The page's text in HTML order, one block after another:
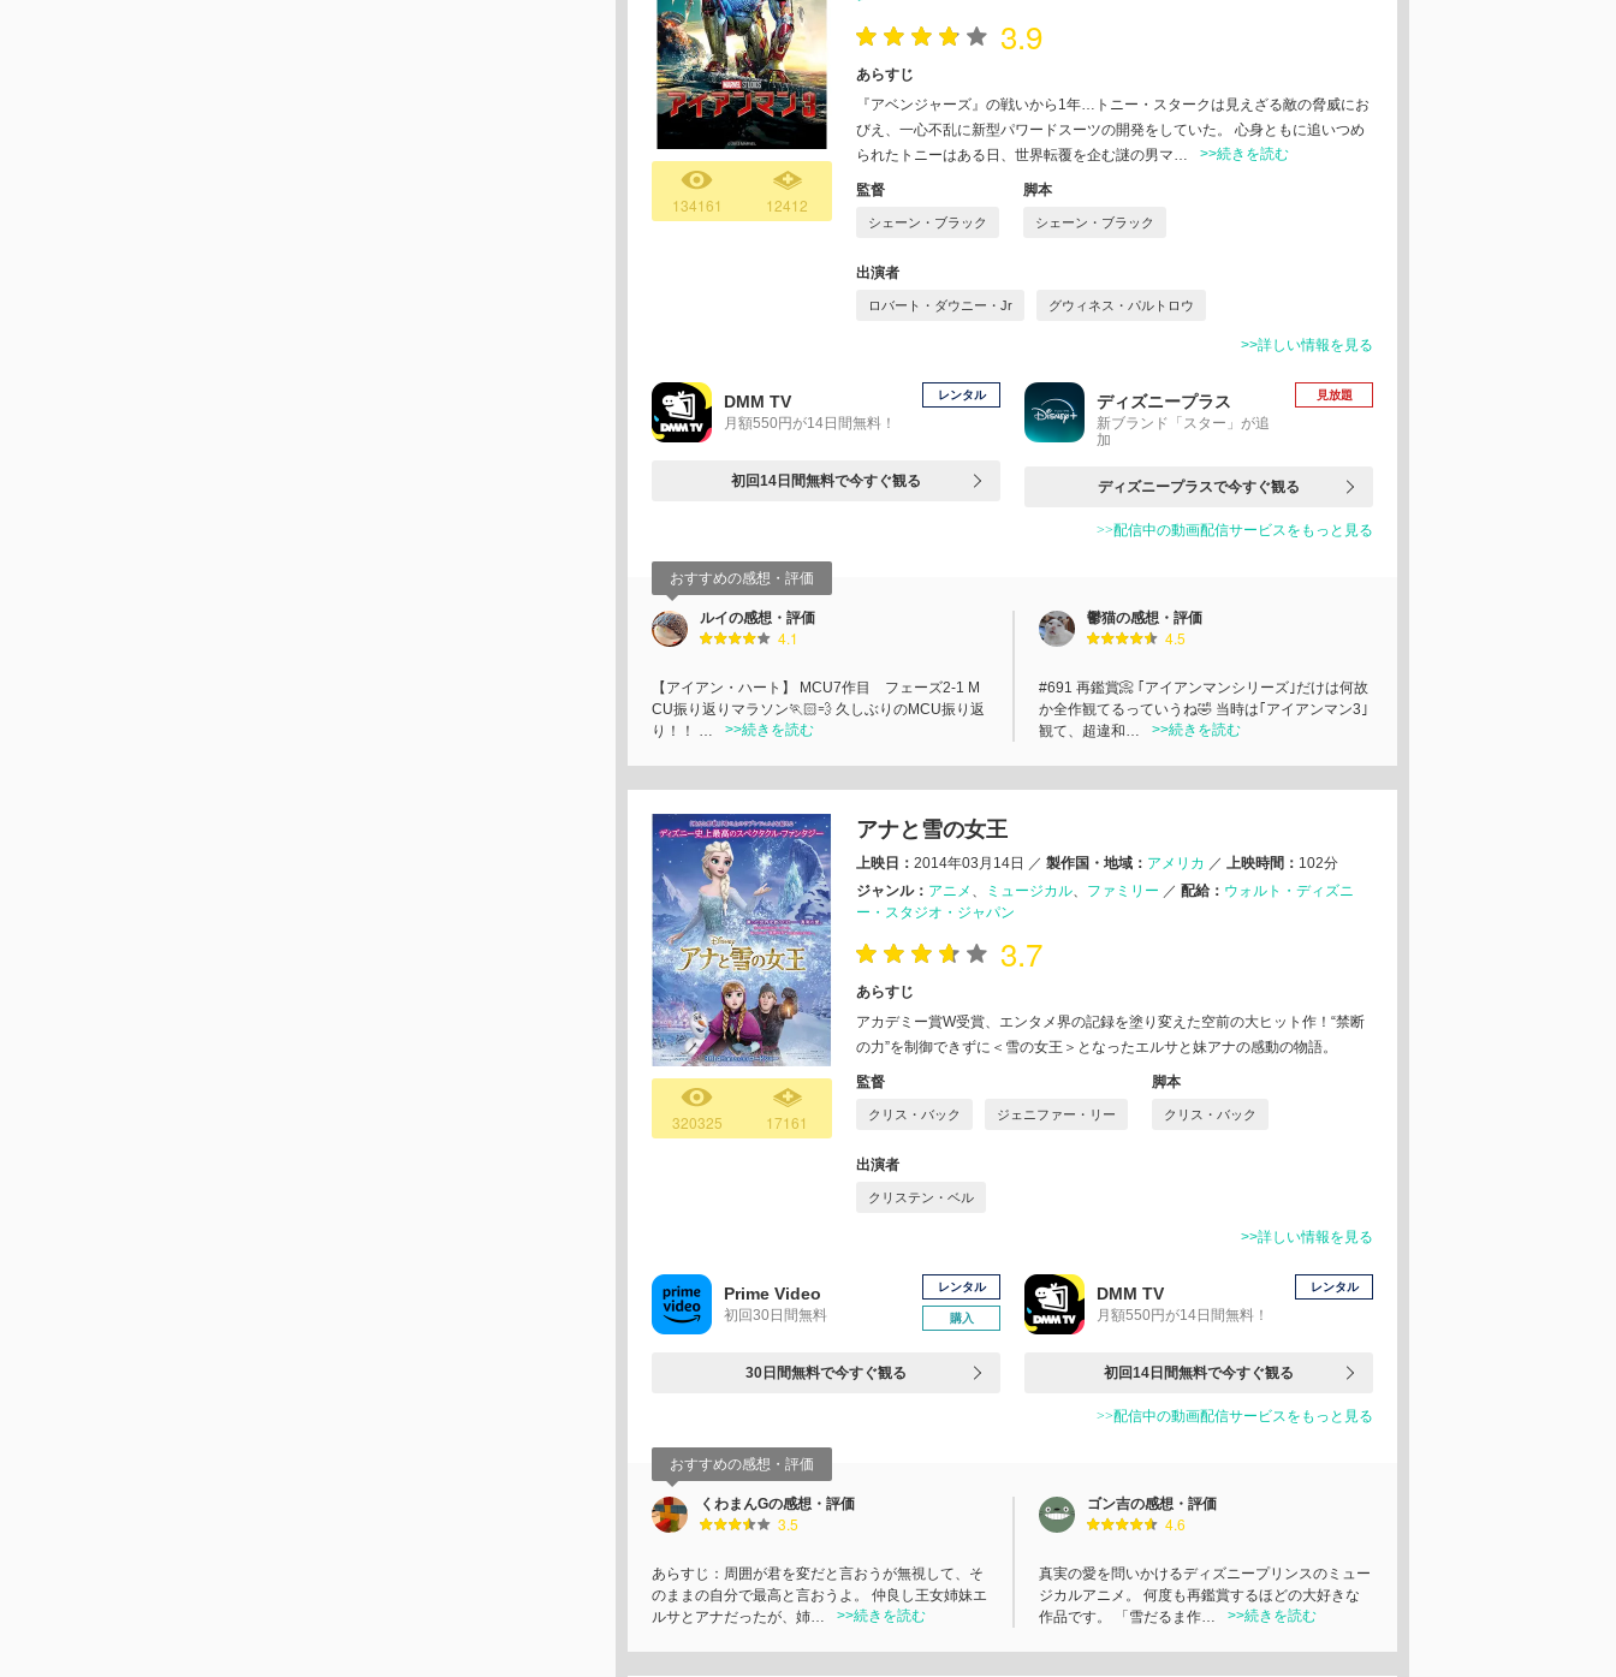
134161 12412
3.9
あらすじ
『アベンジャーズ』の戦いから1年…トニー・スタークは見えざる敵の脅威にお
びえ、一心不乱に新型パワードスーツの開発をしていた。 心身ともに追いつめ
られたトニーはある日、世界転覆を企む謎の男マ…
>>続きを読む
監督
シェーン・ブラック
脚本
シェーン・ブラック
出演者
ロバート・ダウニー・Jr グウィネス・パルトロウ
>>詳しい情報を見る
DMM TV
月額550円が14日間無料！
レンタル
初回14日間無料で今すぐ観る
ディズニープラス
新ブランド「スター」が追
加
見放題
ディズニープラスで今すぐ観る
>>配信中の動画配信サービスをもっと見る
おすすめの感想・評価
ルイの感想・評価
4.1
【アイアン・ハート】 MCU7作目 フェーズ2-1 M
CU振り返りマラソン🏃🏻💨 久しぶりのMCU振り返
り！！ …
>>続きを読む
鬱猫の感想・評価
4.5
#691 再鑑賞📀 ｢アイアンマンシリーズ｣だけは何故
か全作観てるっていうね🤣 当時は｢アイアンマン3｣
観て、超違和…
>>続きを読む
320325 17161
アナと雪の女王
上映日： 2014年03月14日 ／ 製作国・地域： アメリカ ／ 上映時間： 102分
ジャンル： アニメ ミュージカル ファミリー ／ 配給： ウォルト・ディズニ
ー・スタジオ・ジャパン
3.7
あらすじ
アカデミー賞W受賞、エンタメ界の記録を塗り変えた空前の大ヒット作！“禁断
の力”を制御できずに＜雪の女王＞となったエルサと妹アナの感動の物語。
監督
クリス・バック ジェニファー・リー
脚本
クリス・バック
出演者
クリステン・ベル
>>詳しい情報を見る
Prime Video
初回30日間無料
レンタル
購入
30日間無料で今すぐ観る
DMM TV
月額550円が14日間無料！
レンタル
初回14日間無料で今すぐ観る
>>配信中の動画配信サービスをもっと見る
おすすめの感想・評価
くわまんGの感想・評価
3.5
あらすじ：周囲が君を変だと言おうが無視して、そ
のままの自分で最高と言おうよ。 仲良し王女姉妹エ
ルサとアナだったが、姉…
>>続きを読む
ゴン吉の感想・評価
4.6
真実の愛を問いかけるディズニープリンスのミュー
ジカルアニメ。 何度も再鑑賞するほどの大好きな
作品です。 「雪だるま作…
>>続きを読む